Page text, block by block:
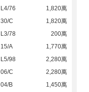
L4/76
1,820萬
30/C
1,820萬
L3/78
200萬
15/A
1,770萬
L5/98
2,280萬
06/C
2,280萬
04/B 1,450萬